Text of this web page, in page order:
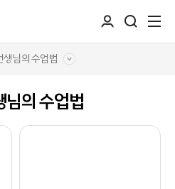
생님의 수업법
님의 수업법